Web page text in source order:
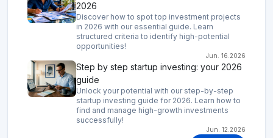
2026
Discover how to spot top investment projects
in 2026 with our essential guide. Learn
structured criteria to identify high-potential
opportunities!
Jun. 16.2026
Step by step startup investing: your 2026
guide
Unlock your potential with our step-by-step
startup investing guide for 2026. Learn how to
find and manage high-growth investments
successfully!
Jun. 12.2026